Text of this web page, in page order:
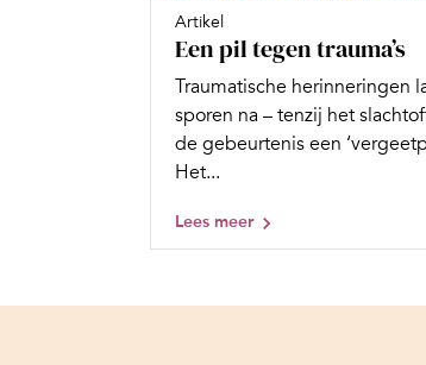
Artikel
Een pil tegen trauma’s
Traumatische herinneringen
sporen na – tenzij het
de gebeurtenis een
Het...
Lees meer